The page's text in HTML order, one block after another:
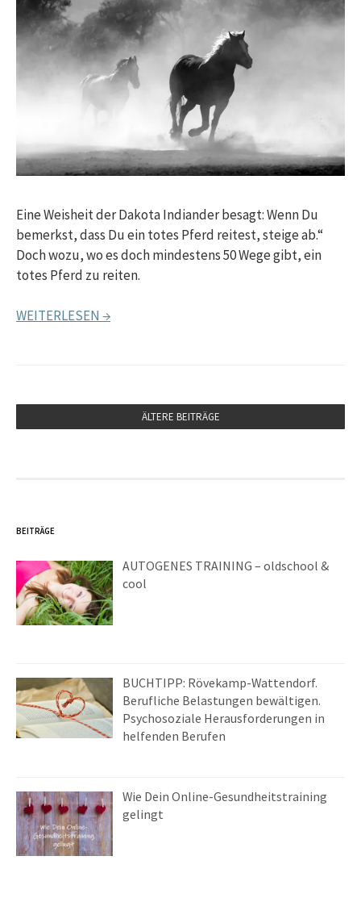
Eine Weisheit der Dakota Indiander besagt: Wenn Du
bemerkst, dass Du ein totes Pferd reitest, steige ab.“
Doch wozu, wo es doch mindestens 50 Wege gibt, ein
totes Pferd zu reiten.
WEITERLESEN →
ÄLTERE BEITRÄGE
BEITRÄGE
AUTOGENES TRAINING – oldschool &
cool
BUCHTIPP: Rövekamp-Wattendorf.
Berufliche Belastungen bewältigen.
Psychosoziale Herausforderungen in
helfenden Berufen
Wie Dein Online-Gesundheitstraining
gelingt